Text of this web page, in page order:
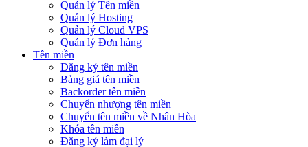
Quản lý Tên miền
Quản lý Hosting
Quản lý Cloud VPS
Quản lý Đơn hàng
Tên miền
Đăng ký tên miền
Bảng giá tên miền
Backorder tên miền
Chuyển nhượng tên miền
Chuyển tên miền về Nhân Hòa
Khóa tên miền
Đăng ký làm đại lý